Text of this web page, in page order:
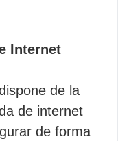
Internet
de la
de internet
de forma